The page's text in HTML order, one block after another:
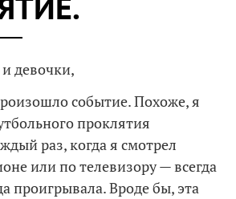
девочки,
событие. Похоже, я
проклятия
раз, когда я смотрел
или по телевизору — всегда
проигрывала. Вроде бы, эта